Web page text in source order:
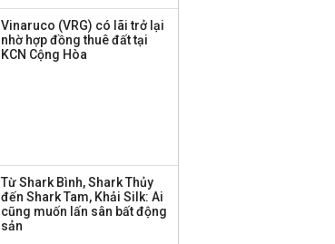
Iran xem xét cấm tàu
VPBankS xin từ nhiệm
Vinaruco (VRG) có lãi trở lại
nhờ hợp đồng thuê đất tại
KCN Cộng Hòa
Từ Shark Bình, Shark Thủy
đến Shark Tam, Khải Silk: Ai
cũng muốn lấn sân bất động
sản